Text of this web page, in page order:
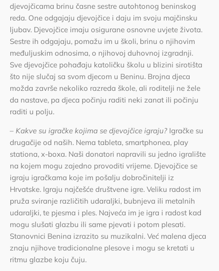
djevojčicama brinu časne sestre autohtonog beninskog
reda. One odgajaju djevojčice i daju im svoju majčinsku
ljubav. Djevojčice imaju osigurane osnovne uvjete života.
Sestre ih odgajaju, pomažu im u školi, brinu o njihovim
međuljuskim odnosima, o njihovoj duhovnoj izgradnji.
Sve djevojčice pohađaju katoličku školu u blizini sirotišta
što nije slučaj sa svom djecom u Beninu. Brojna djeca
možda završe nekoliko razreda škole, ali roditelji ne žele
da nastave, pa djeca počinju raditi neki zanat ili počinju
raditi u polju.
– Kakve su igračke kojima se djevojčice igraju? Igračke su
drugačije od naših. Nema tableta, smartphonea, play
stationa, x-boxa. Naši donatori napravili su jedno igralište
na kojem mogu zajedno provoditi vrijeme. Djevojčice se
igraju igračkama koje im pošalju dobročinitelji iz
Hrvatske. Igraju najčešće društvene igre. Veliku radost im
pruža sviranje različitih udaraljki, bubnjeva ili metalnih
udaraljki, te pjesma i ples. Najveća im je igra i radost kad
mogu slušati glazbu ili same pjevati i potom plesati.
Stanovnici Benina izrazito su muzikalni. Već malena djeca
znaju njihove tradicionalne plesove i mogu se kretati u
ritmu glazbe koju čuju.